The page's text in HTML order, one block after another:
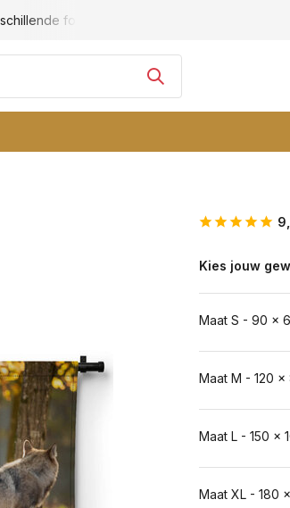
formaten -
Kies jouw
Maat S - 90 x
Maat M - 120 x
Maat L - 150 x
Maat XL - 180